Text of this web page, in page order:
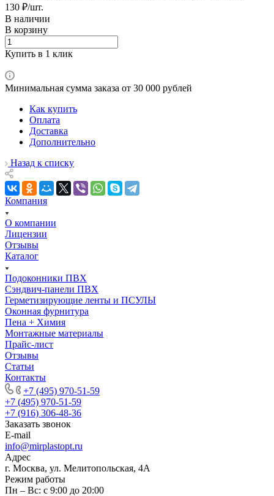
130 ₽/шт.
В наличии
В корзину
Купить в 1 клик
Минимальная сумма заказа от 30 000 рублей
Как купить
Оплата
Доставка
Дополнительно
Назад к списку
Компания
О компании
Лицензии
Отзывы
Каталог
Подоконники ПВХ
Сэндвич-панели ПВХ
Герметизирующие ленты и ПСУЛЫ
Оконная фурнитура
Пена + Химия
Монтажные материалы
Прайс-лист
Отзывы
Статьи
Контакты
+7 (495) 970-51-59
+7 (495) 970-51-59
+7 (916) 306-48-36
Заказать звонок
E-mail
info@mirplastopt.ru
Адрес
г. Москва, ул. Мелитопольская, 4А
Режим работы
Пн – Вс: с 9:00 до 20:00